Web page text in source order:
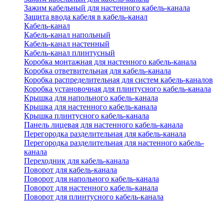
Зажим кабельный для настенного кабель-канала
Защита ввода кабеля в кабель-канал
Кабель-канал
Кабель-канал напольный
Кабель-канал настенный
Кабель-канал плинтусный
Коробка монтажная для настенного кабель-канала
Коробка ответвительная для кабель-канала
Коробка распределительная для систем кабель-каналов
Коробка установочная для плинтусного кабель-канала
Крышка для напольного кабель-канала
Крышка для настенного кабель-канала
Крышка плинтусного кабель-канала
Панель лицевая для настенного кабель-канала
Перегородка разделительная для кабель-канала
Перегородка разделительная для настенного кабель-
канала
Переходник для кабель-канала
Поворот для кабель-канала
Поворот для напольного кабель-канала
Поворот для настенного кабель-канала
Поворот для плинтусного кабель-канала